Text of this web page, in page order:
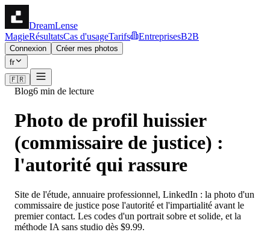
DreamLense
MagieRésultatsCas d'usageTarifs EntreprisesB2B
Connexion
Créer mes photos
fr
🇫🇷
Blog6 min de lecture
Photo de profil huissier
(commissaire de justice) :
l'autorité qui rassure
Site de l'étude, annuaire professionnel, LinkedIn : la photo d'un
commissaire de justice pose l'autorité et l'impartialité avant le
premier contact. Les codes d'un portrait sobre et solide, et la
méthode IA sans studio dès $9.99.